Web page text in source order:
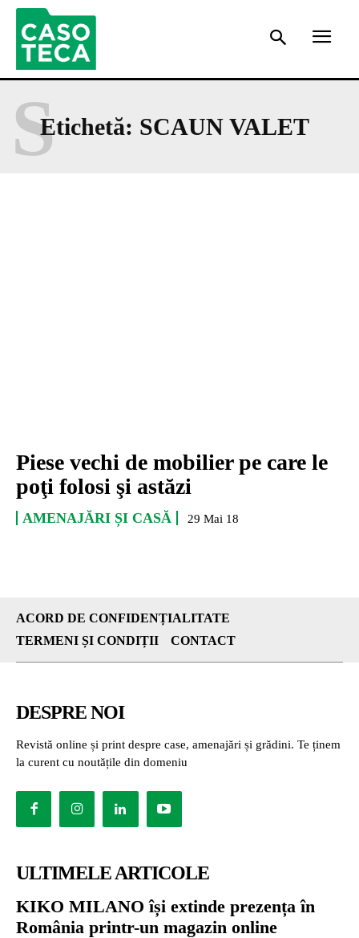
Etichetă: SCAUN VALET
S
Piese vechi de mobilier pe care le
poţi folosi şi astăzi
AMENAJĂRI ȘI CASĂ 29 Mai 18
ACORD DE CONFIDENȚIALITATE
TERMENI ȘI CONDIȚII
CONTACT
DESPRE NOI
Revistă online și print despre case, amenajări și grădini. Te ținem
la curent cu noutățile din domeniu
ULTIMELE ARTICOLE
KIKO MILANO își extinde prezența în
România printr-un magazin online